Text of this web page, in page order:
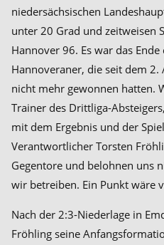
niedersächsischen
unter 20 Grad und zeitweisen
Hannover 96. Es war das
Hannoveraner, die seit dem 2.
nicht mehr gewonnen hatten.
Trainer des Drittliga-
mit dem Ergebnis und der
Verantwortlicher Torsten
Gegentore und belohnen uns
wir betreiben. Ein Punkt wäre
Nach der 2:3-Niederlage in
Fröhling seine